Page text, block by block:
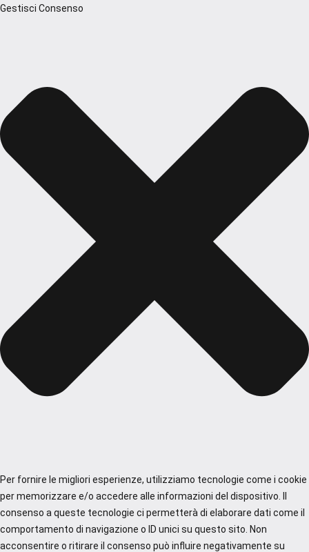
Gestisci Consenso
Per fornire le migliori esperienze, utilizziamo tecnologie come i cookie
per memorizzare e/o accedere alle informazioni del dispositivo. Il
consenso a queste tecnologie ci permetterà di elaborare dati come il
comportamento di navigazione o ID unici su questo sito. Non
acconsentire o ritirare il consenso può influire negativamente su